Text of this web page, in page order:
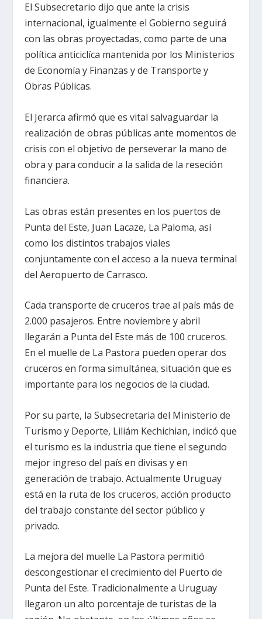
El Subsecretario dijo que ante la crisis
internacional, igualmente el Gobierno seguirá
con las obras proyectadas, como parte de una
política anticiclíca mantenida por los Ministerios
de Economía y Finanzas y de Transporte y
Obras Públicas.
El Jerarca afirmó que es vital salvaguardar la
realización de obras públicas ante momentos de
crisis con el objetivo de perseverar la mano de
obra y para conducir a la salida de la reseción
financiera.
Las obras están presentes en los puertos de
Punta del Este, Juan Lacaze, La Paloma, así
como los distintos trabajos viales
conjuntamente con el acceso a la nueva terminal
del Aeropuerto de Carrasco.
Cada transporte de cruceros trae al país más de
2.000 pasajeros. Entre noviembre y abril
llegarán a Punta del Este más de 100 cruceros.
En el muelle de La Pastora pueden operar dos
cruceros en forma simultánea, situación que es
importante para los negocios de la ciudad.
Por su parte, la Subsecretaria del Ministerio de
Turismo y Deporte, Liliám Kechichian, indicó que
el turismo es la industria que tiene el segundo
mejor ingreso del país en divisas y en
generación de trabajo. Actualmente Uruguay
está en la ruta de los cruceros, acción producto
del trabajo constante del sector público y
privado.
La mejora del muelle La Pastora permitió
descongestionar el crecimiento del Puerto de
Punta del Este. Tradicionalmente a Uruguay
llegaron un alto porcentaje de turistas de la